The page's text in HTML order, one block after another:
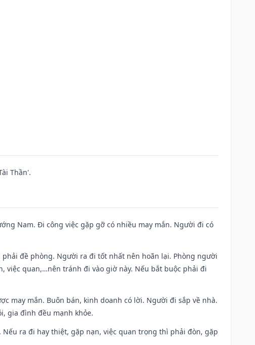
Thần'.
Nam. Đi công việc gặp gỡ có nhiều may mắn. Người đi có
phải đề phòng. Người ra đi tốt nhất nên hoãn lại. Phòng người
quan,…nên tránh đi vào giờ này. Nếu bắt buộc phải đi
may mắn. Buôn bán, kinh doanh có lời. Người đi sắp về nhà.
gia đình đều mạnh khỏe.
ra đi hay thiệt, gặp nạn, việc quan trọng thì phải đòn, gặp